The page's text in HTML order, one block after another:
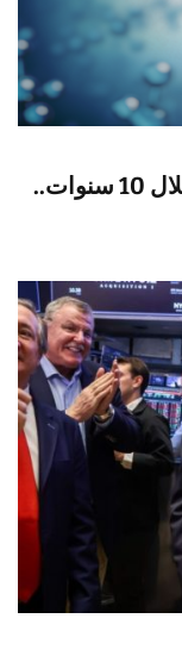
سيبيريا تطلق ضعف كمية الميثان خلال 10 سنوات..